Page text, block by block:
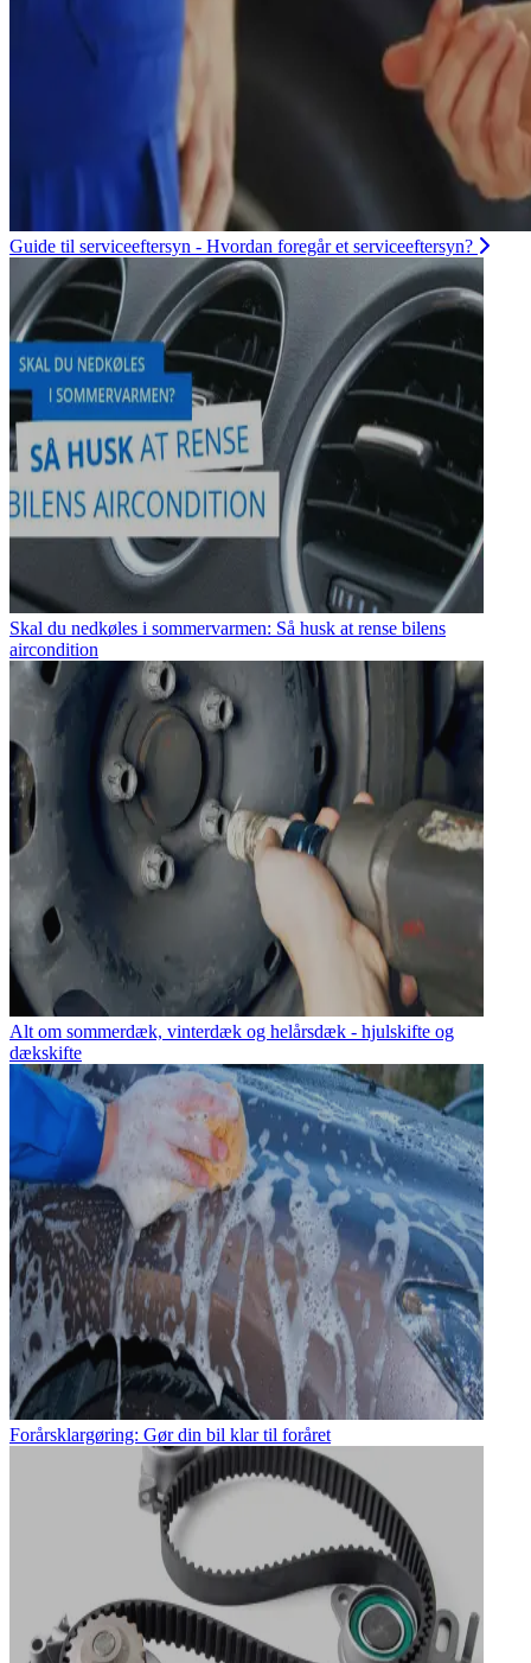
Guide til serviceeftersyn - Hvordan foregår et serviceeftersyn?
Skal du nedkøles i sommervarmen: Så husk at rense bilens
aircondition
Alt om sommerdæk, vinterdæk og helårsdæk - hjulskifte og
dækskifte
Forårsklargøring: Gør din bil klar til foråret